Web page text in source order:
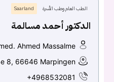
الطب العام وطب الأسرة Saarland
الدكتور أحمد مسالمة
Ahmed Massalme
8, 66646 Marpingen
+4968532081